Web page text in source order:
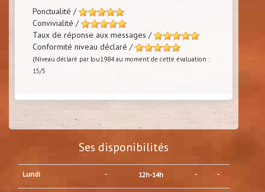
Ponctualité /
Convivialité /
Taux de réponse aux messages /
Conformité niveau déclaré /
(Niveau déclaré par lou1984 au moment de cette évaluation :
15/5
Ses disponibilités
Lundi - 12h-14h - -